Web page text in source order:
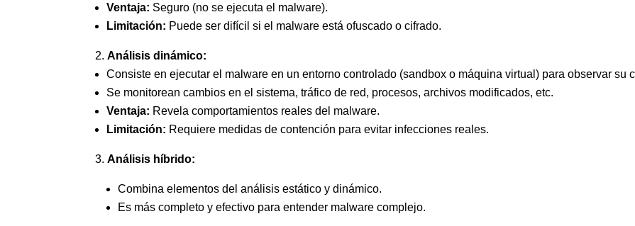
Ventaja: Seguro (no se ejecuta el malware).
Limitación: Puede ser difícil si el malware está ofuscado o cifrado.
Análisis dinámico:
Consiste en ejecutar el malware en un entorno controlado (sandbox o máquina virtual) para observar su
Se monitorean cambios en el sistema, tráfico de red, procesos, archivos modificados, etc.
Ventaja: Revela comportamientos reales del malware.
Limitación: Requiere medidas de contención para evitar infecciones reales.
Análisis híbrido:
Combina elementos del análisis estático y dinámico.
Es más completo y efectivo para entender malware complejo.